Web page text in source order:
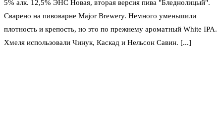
5% алк. 12,5% ЭНС Новая, вторая версия пива "Бледнолицый".
Сварено на пивоварне Major Brewery. Немного уменьшили
плотность и крепость, но это по прежнему ароматный White IPA.
Хмеля использовали Чинук, Каскад и Нельсон Савин. [...]